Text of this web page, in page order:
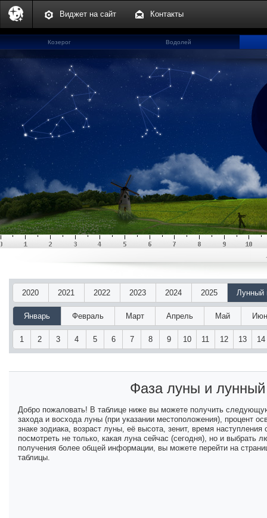
Виджет на сайт Контакты
Козерог
Водолей
2020 2021 2022 2023 2024 2025 Лунный
Январь Февраль Март Апрель Май
1 2 3 4 5 6 7 8 9 10 11 12 13 14
Фаза луны и
Добро пожаловать! В таблице ниже вы можете получить
захода и восхода луны (при указании местоположения), процент
знаке зодиака, возраст луны, её высота, зенит, время
посмотреть не только, какая луна сейчас (сегодня), но и
получения более общей информации, вы можете перейти на
таблицы.